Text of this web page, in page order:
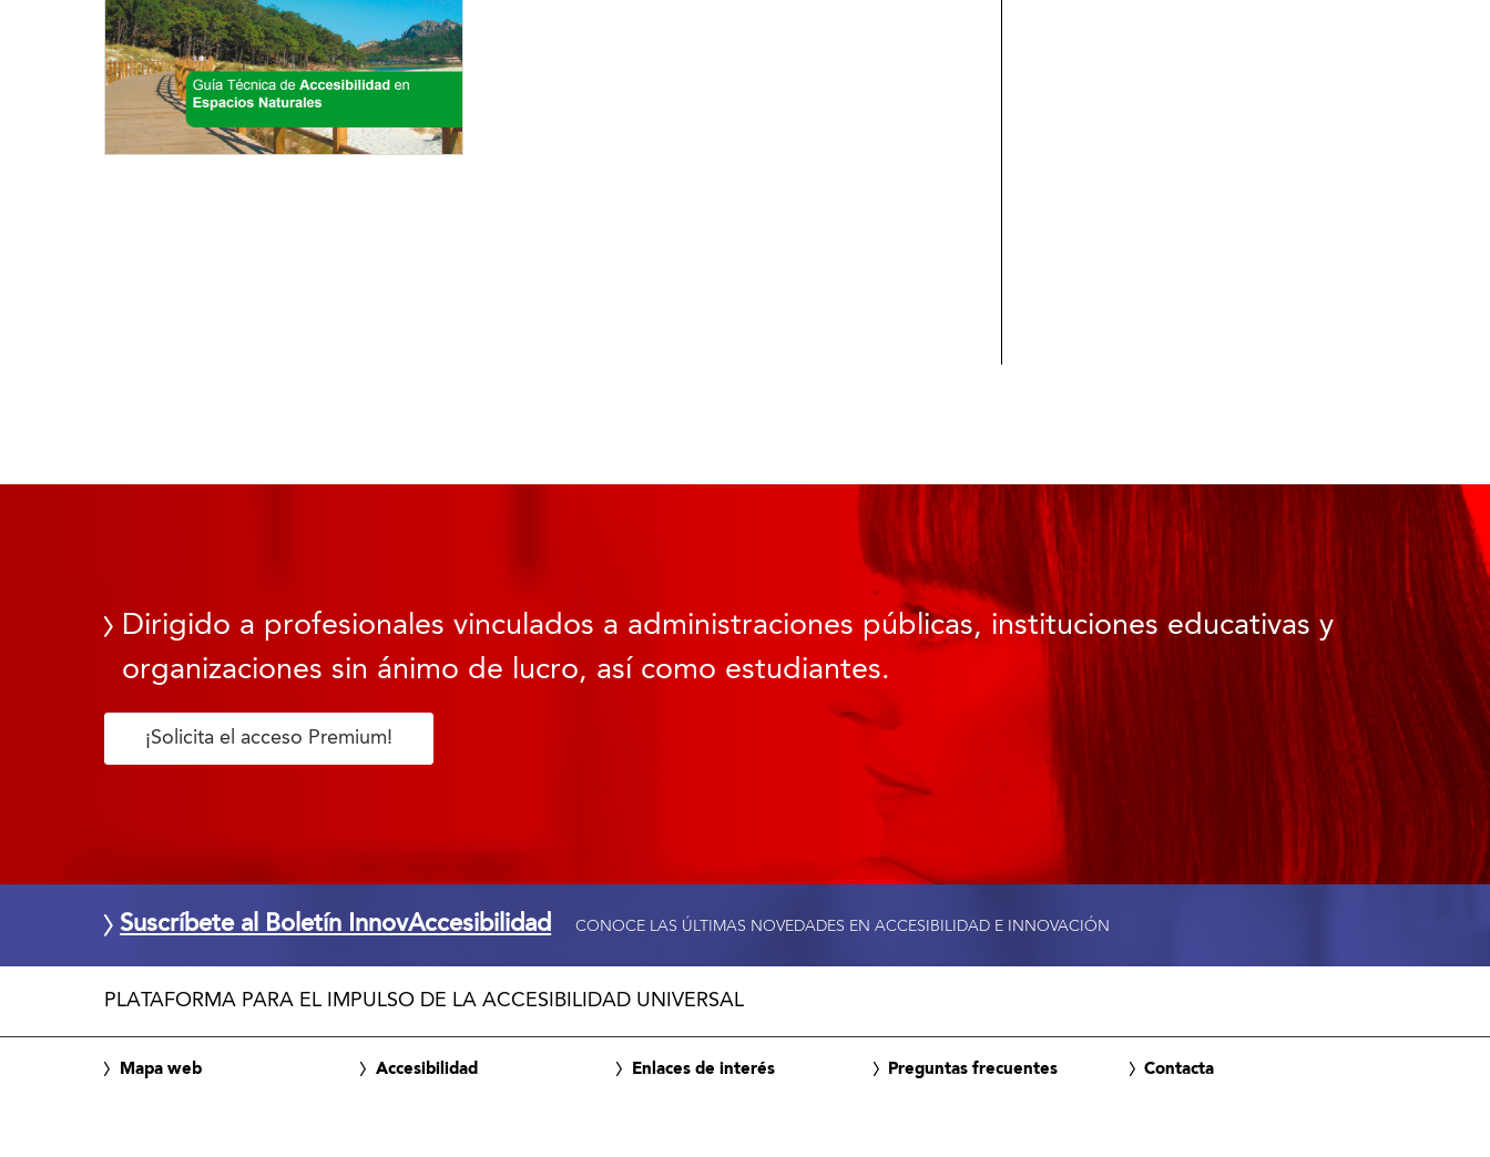
Dirigido a profesionales vinculados a administraciones públicas, instituciones educativas y
organizaciones sin ánimo de lucro, así como estudiantes.
¡Solicita el acceso Premium!
Suscríbete al Boletín InnovAccesibilidad CONOCE LAS ÚLTIMAS NOVEDADES EN ACCESIBILIDAD E INNOVACIÓN
PLATAFORMA PARA EL IMPULSO DE LA ACCESIBILIDAD UNIVERSAL
Mapa web Accesibilidad Enlaces de interés Preguntas frecuentes Contacta